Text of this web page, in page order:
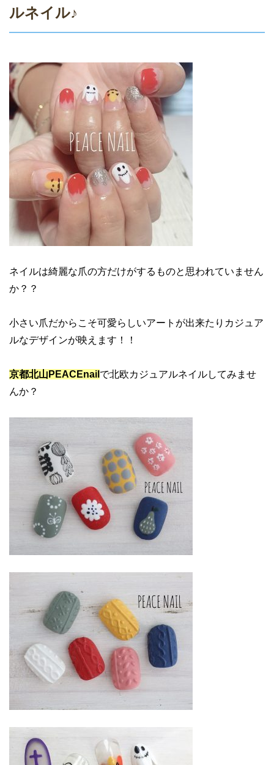
ルネイル♪
ネイルは綺麗な爪の方だけがするものと思われていません
か？？
小さい爪だからこそ可愛らしいアートが出来たりカジュア
ルなデザインが映えます！！
京都北山PEACEnail で北欧カジュアルネイルしてみませ
んか？